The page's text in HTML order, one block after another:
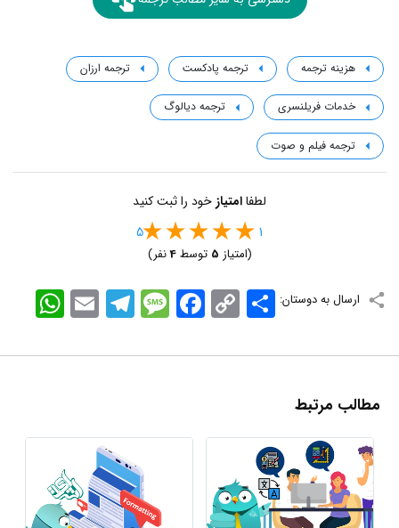
هزینه ترجمه ترجمه پادکست ترجمه ارزان
خدمات فریلنسری ترجمه دیالوگ
ترجمه فیلم و صوت
لطفاامتیاز خود را ثبت کنید
1
5
(امتیاز 5 توسط4نفر)
ارسال به دوستان: WhatsApp EmailTelegramMessageFacebook Copy
Link
اشتراک
مطالب مرتبط